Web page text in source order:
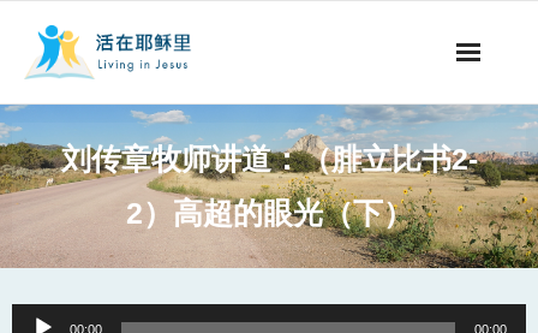
视听节目
阅读文章
永生之道
刘传章牧师讲道：（腓立比书2-
2）高超的眼光（下）
Audio
00:00 00:00